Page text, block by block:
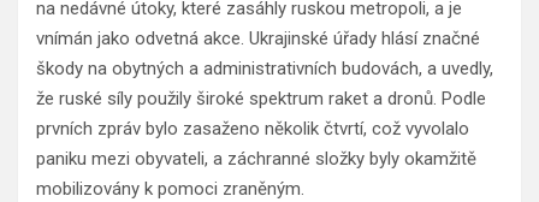
na nedávné útoky, které zasáhly ruskou metropoli, a je
vnímán jako odvetná akce. Ukrajinské úřady hlásí značné
škody na obytných a administrativních budovách, a uvedly,
že ruské síly použily široké spektrum raket a dronů. Podle
prvních zpráv bylo zasaženo několik čtvrtí, což vyvolalo
paniku mezi obyvateli, a záchranné složky byly okamžitě
mobilizovány k pomoci zraněným.